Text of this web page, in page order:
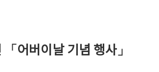
어버이날 기념 행사」